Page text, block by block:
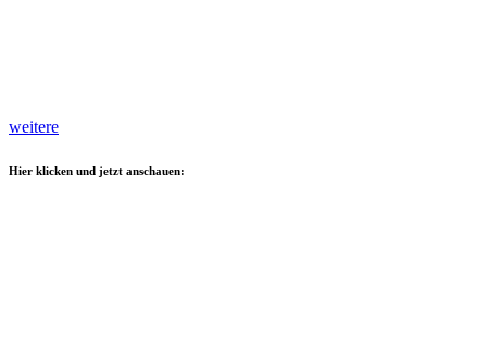
weitere
Hier klicken und jetzt anschauen: